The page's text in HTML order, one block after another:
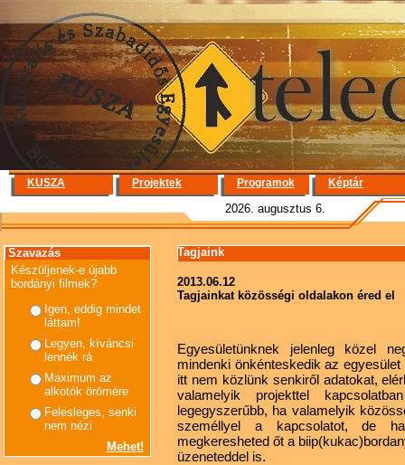
KUSZA Projektek Programok Képtár
2026. augusztus 6.
Szavazás
Készüljenek-e újabb
bordányi filmek?
Igen, eddig mindet
láttam!
Legyen, kíváncsi
lennék rá
Maximum az
alkotók örömére
Felesleges, senki
nem nézi
Mehet!
Tagjaink
2013.06.12
Tagjainkat közösségi oldalakon éred el
Egyesületünknek jelenleg közel
mindenki önkénteskedik az
itt nem közlünk senkiről adatokat,
valamelyik projekttel
legegyszerűbb, ha valamelyik
személlyel a kapcsolatot, de
megkeresheted őt a
üzeneteddel is.